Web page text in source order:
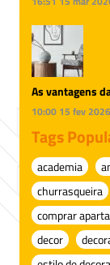
As vantagens
10:00 15 fev 2026
Tags
academia
churrasqueira
comprar
decor